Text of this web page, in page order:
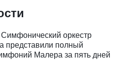
оркестр
представили полный
Малера за пять дней